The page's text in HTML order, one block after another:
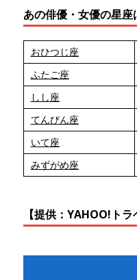
あの俳優・女優の星座
おひつじ座
ふたご座
しし座
てんびん座
いて座
みずがめ座
【提供：YAHOO!トラ